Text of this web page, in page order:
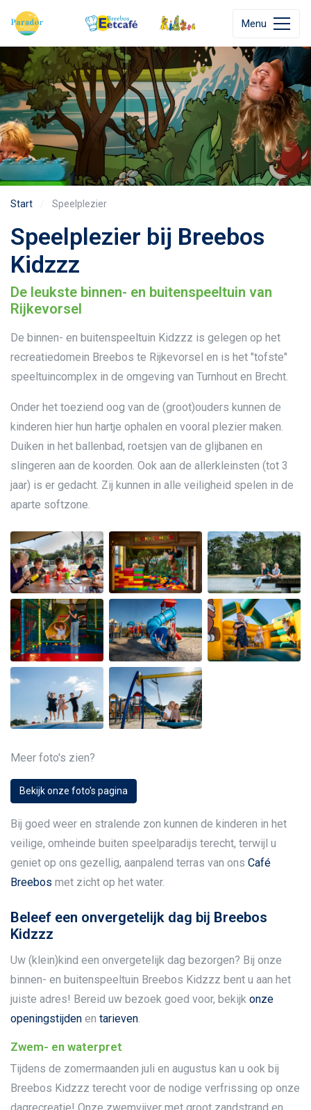
Menu
Start Speelplezier
Speelplezier bij Breebos
Kidzzz
De leukste binnen- en buitenspeeltuin van
Rijkevorsel
De binnen- en buitenspeeltuin Kidzzz is gelegen op het
recreatiedomein Breebos te Rijkevorsel en is het "tofste"
speeltuincomplex in de omgeving van Turnhout en Brecht.
Onder het toeziend oog van de (groot)ouders kunnen de
kinderen hier hun hartje ophalen en vooral plezier maken.
Duiken in het ballenbad, roetsjen van de glijbanen en
slingeren aan de koorden. Ook aan de allerkleinsten (tot 3
jaar) is er gedacht. Zij kunnen in alle veiligheid spelen in de
aparte softzone.
Meer foto's zien?
Bekijk onze foto's pagina
Bij goed weer en stralende zon kunnen de kinderen in het
veilige, omheinde buiten speelparadijs terecht, terwijl u
geniet op ons gezellig, aanpalend terras van ons Café
Breebos met zicht op het water.
Beleef een onvergetelijk dag bij Breebos
Kidzzz
Uw (klein)kind een onvergetelijk dag bezorgen? Bij onze
binnen- en buitenspeeltuin Breebos Kidzzz bent u aan het
juiste adres! Bereid uw bezoek goed voor, bekijk onze
openingstijden en tarieven.
Zwem- en waterpret
Tijdens de zomermaanden juli en augustus kan u ook bij
Breebos Kidzzz terecht voor de nodige verfrissing op onze